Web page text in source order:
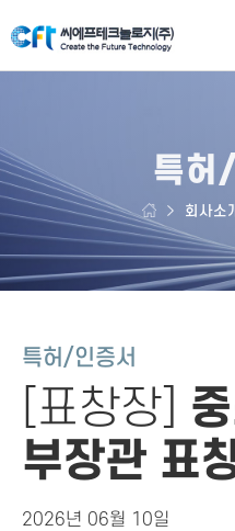
특허
회사소
특허/인증서
[표창장]
부장관 표
2026년 06월 10일